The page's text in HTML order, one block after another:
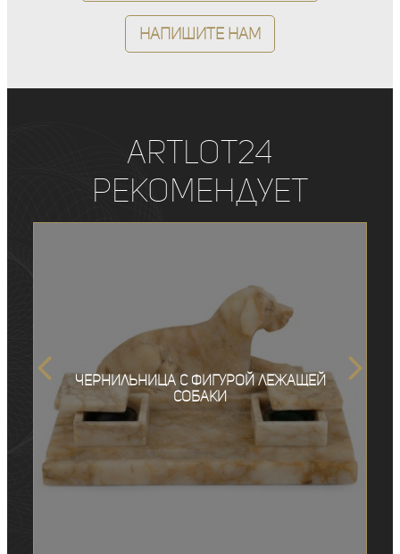
Напишите нам
ArtLot24
рекомендует
Чернильница с фигурой лежащей
собаки